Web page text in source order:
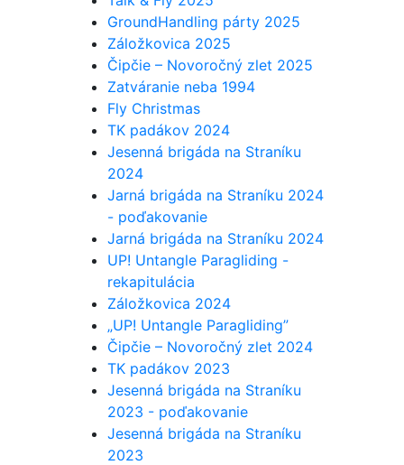
GroundHandling párty 2025
Záložkovica 2025
Čipčie – Novoročný zlet 2025
Zatváranie neba 1994
Fly Christmas
TK padákov 2024
Jesenná brigáda na Straníku
2024
Jarná brigáda na Straníku 2024
- poďakovanie
Jarná brigáda na Straníku 2024
UP! Untangle Paragliding -
rekapitulácia
Záložkovica 2024
„UP! Untangle Paragliding”
Čipčie – Novoročný zlet 2024
TK padákov 2023
Jesenná brigáda na Straníku
2023 - poďakovanie
Jesenná brigáda na Straníku
2023